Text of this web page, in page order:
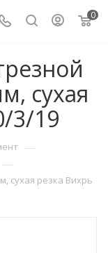
0
сухая
3/19
—
—
сухая резка Вихрь